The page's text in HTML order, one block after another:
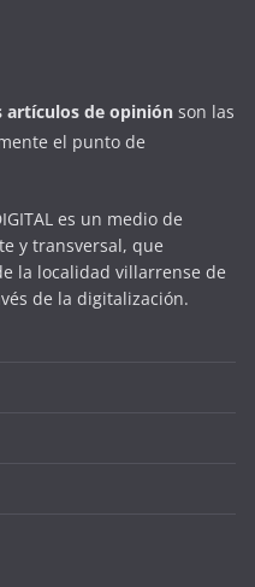
artículos de opinión son las
el punto de
es un medio de
y transversal, que
la localidad villarrense de
de la digitalización.